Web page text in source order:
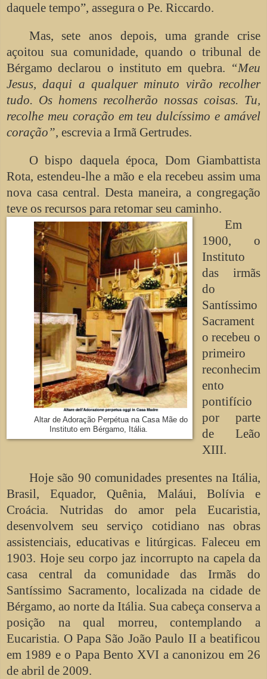
daquele tempo”, assegura o Pe. Riccardo.
Mas, sete anos depois, uma grande crise
açoitou sua comunidade, quando o tribunal de
Bérgamo declarou o instituto em quebra. “Meu
Jesus, daqui a qualquer minuto virão recolher
tudo. Os homens recolherão nossas coisas. Tu,
recolhe meu coração em teu dulcíssimo e amável
coração”, escrevia a Irmã Gertrudes.
O bispo daquela época, Dom Giambattista
Rota, estendeu-lhe a mão e ela recebeu assim uma
nova casa central. Desta maneira, a congregação
teve os recursos para retomar seu caminho.
Altar de Adoração Perpétua na Casa Mãe do
Instituto em Bérgamo, Itália.
Em
1900, o
Instituto
das irmãs
do
Santíssimo
Sacrament
o recebeu o
primeiro
reconhecim
ento
pontifício
por parte
de Leão
XIII.
Hoje são 90 comunidades presentes na Itália,
Brasil, Equador, Quênia, Maláui, Bolívia e
Croácia. Nutridas do amor pela Eucaristia,
desenvolvem seu serviço cotidiano nas obras
assistenciais, educativas e litúrgicas. Faleceu em
1903. Hoje seu corpo jaz incorrupto na capela da
casa central da comunidade das Irmãs do
Santíssimo Sacramento, localizada na cidade de
Bérgamo, ao norte da Itália. Sua cabeça conserva a
posição na qual morreu, contemplando a
Eucaristia. O Papa São João Paulo II a beatificou
em 1989 e o Papa Bento XVI a canonizou em 26
de abril de 2009.